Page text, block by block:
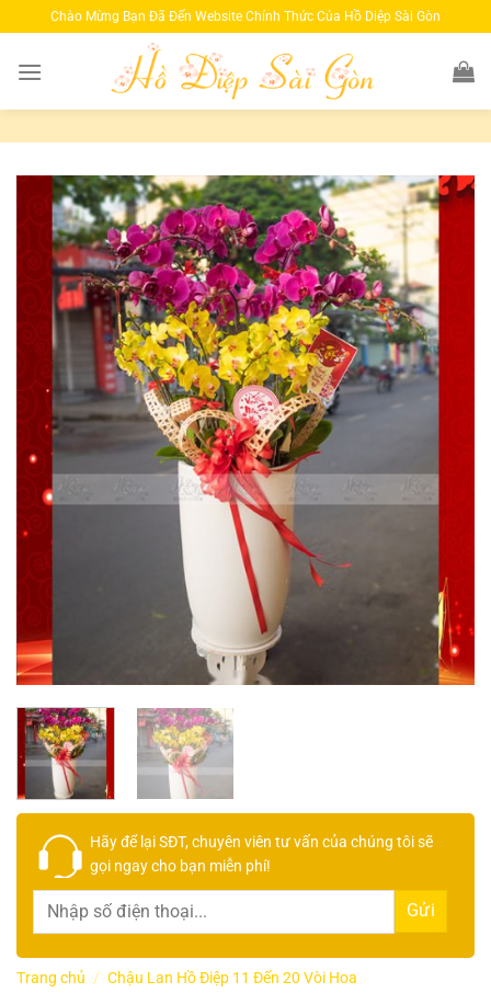
qua
nội
Chào Mừng Bạn Đã Đến Website Chính Thức Của Hồ Diệp Sài Gòn
Hãy để lạiSĐT, chuyên viên tư vấn của chúng tôi sẽ
gọi ngay cho bạn miễn phí!
Trang chủ / Chậu Lan Hồ Điệp 11 Đến 20 Vòi Hoa